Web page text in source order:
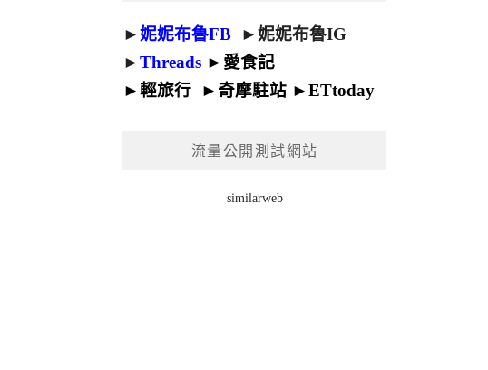
►妮妮布魯FB ►妮妮布魯IG
►Threads ► 愛食記
►輕旅行 ► 奇摩駐站 ►ETtoday
流量公開測試網站
similarweb